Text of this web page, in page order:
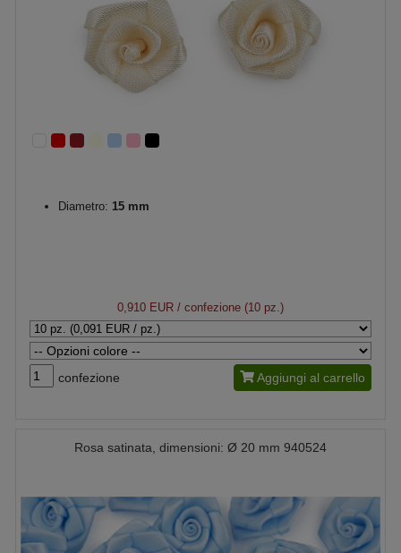
Diametro: 15 mm
0,910 EUR / confezione (10 pz.)
confezione Aggiungi al carrello
Rosa satinata, dimensioni: Ø 20 mm 940524